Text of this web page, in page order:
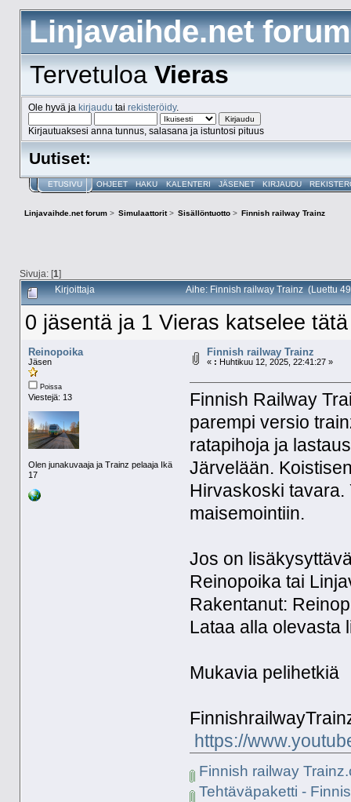
Linjavaihde.net forum
TervetuloaVieras
Ole hyvä ja kirjaudu tai rekisteröidy.
Kirjautuaksesi anna tunnus, salasana ja istuntosi pituus
Uutiset:
ETUSIVU OHJEET HAKU KALENTERI JÄSENET KIRJAUDU
Linjavaihde.net forum> Simulaattorit> Sisällöntuotto > Finnish railway Trainz
Sivuja: [1]
Kirjoittaja Aihe: Finnish railway Trainz (Luettu
0 jäsentä ja 1 Vieras katselee
Reinopoika
Jäsen
Poissa
Viestejä: 13
Olen junakuvaaja ja Trainz pelaaja Ikä
17
Finnish railway Trainz
« : Huhtikuu 12, 2025, 22:41:27 »
Finnish Railway
parempi versio
ratapihoja ja
Järvelään.
Hirvaskoski
maisemointiin.
Jos on
Reinopoika tai
Rakentanut:
Lataa alla olevasta
Mukavia pelihetkiä
https://
Finnish railway
Tehtäväpaketti -